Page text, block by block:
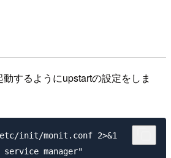
するようにupstartの設定をしま
etc/init/monit.conf 2>&1
manager"